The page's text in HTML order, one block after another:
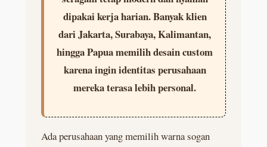
dipakai kerja harian. Banyak klien
dari Jakarta, Surabaya, Kalimantan,
hingga Papua memilih desain custom
karena ingin identitas perusahaan
mereka terasa lebih personal.
Ada perusahaan yang memilih warna sogan